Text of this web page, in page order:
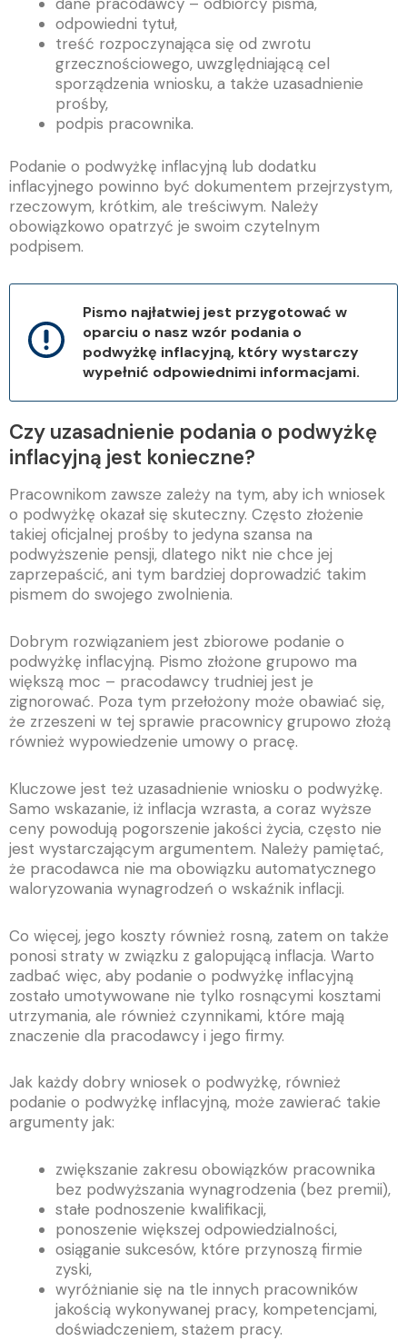
odpowiedni tytuł,
treść rozpoczynająca się od zwrotu
grzecznościowego, uwzględniającą cel
sporządzenia wniosku, a także uzasadnienie
prośby,
podpis pracownika.
Podanie o podwyżkę inflacyjną lub dodatku
inflacyjnego powinno być dokumentem przejrzystym,
rzeczowym, krótkim, ale treściwym. Należy
obowiązkowo opatrzyć je swoim czytelnym
podpisem.
Pismo najłatwiej jest przygotować w
oparciu o nasz wzór podania o
podwyżkę inflacyjną, który wystarczy
wypełnić odpowiednimi informacjami.
Czy uzasadnienie podania o podwyżkę
inflacyjną jest konieczne?
Pracownikom zawsze zależy na tym, aby ich wniosek
o podwyżkę okazał się skuteczny. Często złożenie
takiej oficjalnej prośby to jedyna szansa na
podwyższenie pensji, dlatego nikt nie chce jej
zaprzepaścić, ani tym bardziej doprowadzić takim
pismem do swojego zwolnienia.
Dobrym rozwiązaniem jest zbiorowe podanie o
podwyżkę inflacyjną. Pismo złożone grupowo ma
większą moc – pracodawcy trudniej jest je
zignorować. Poza tym przełożony może obawiać się,
że zrzeszeni w tej sprawie pracownicy grupowo złożą
również wypowiedzenie umowy o pracę.
Kluczowe jest też uzasadnienie wniosku o podwyżkę.
Samo wskazanie, iż inflacja wzrasta, a coraz wyższe
ceny powodują pogorszenie jakości życia, często nie
jest wystarczającym argumentem. Należy pamiętać,
że pracodawca nie ma obowiązku automatycznego
waloryzowania wynagrodzeń o wskaźnik inflacji.
Co więcej, jego koszty również rosną, zatem on także
ponosi straty w związku z galopującą inflacja. Warto
zadbać więc, aby podanie o podwyżkę inflacyjną
zostało umotywowane nie tylko rosnącymi kosztami
utrzymania, ale również czynnikami, które mają
znaczenie dla pracodawcy i jego firmy.
Jak każdy dobry wniosek o podwyżkę, również
podanie o podwyżkę inflacyjną, może zawierać takie
argumenty jak:
zwiększanie zakresu obowiązków pracownika
bez podwyższania wynagrodzenia (bez premii),
stałe podnoszenie kwalifikacji,
ponoszenie większej odpowiedzialności,
osiąganie sukcesów, które przynoszą firmie
zyski,
wyróżnianie się na tle innych pracowników
jakością wykonywanej pracy, kompetencjami,
doświadczeniem, stażem pracy.